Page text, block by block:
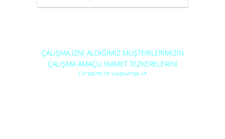
kullanılarak, sizin bilginiz dışında pek çok işlem
Hiç bir zaman sizin e-devlet şifrenizi
istememektedir.
ÇALIŞMA İZNİ ALDIĞIMIZ MÜŞTERİLERİMİZİN
ÇALIŞMA AMAÇLI İKAMET TEZKERELERİNİ
ÜCRETSİZ YAPIYORUZ